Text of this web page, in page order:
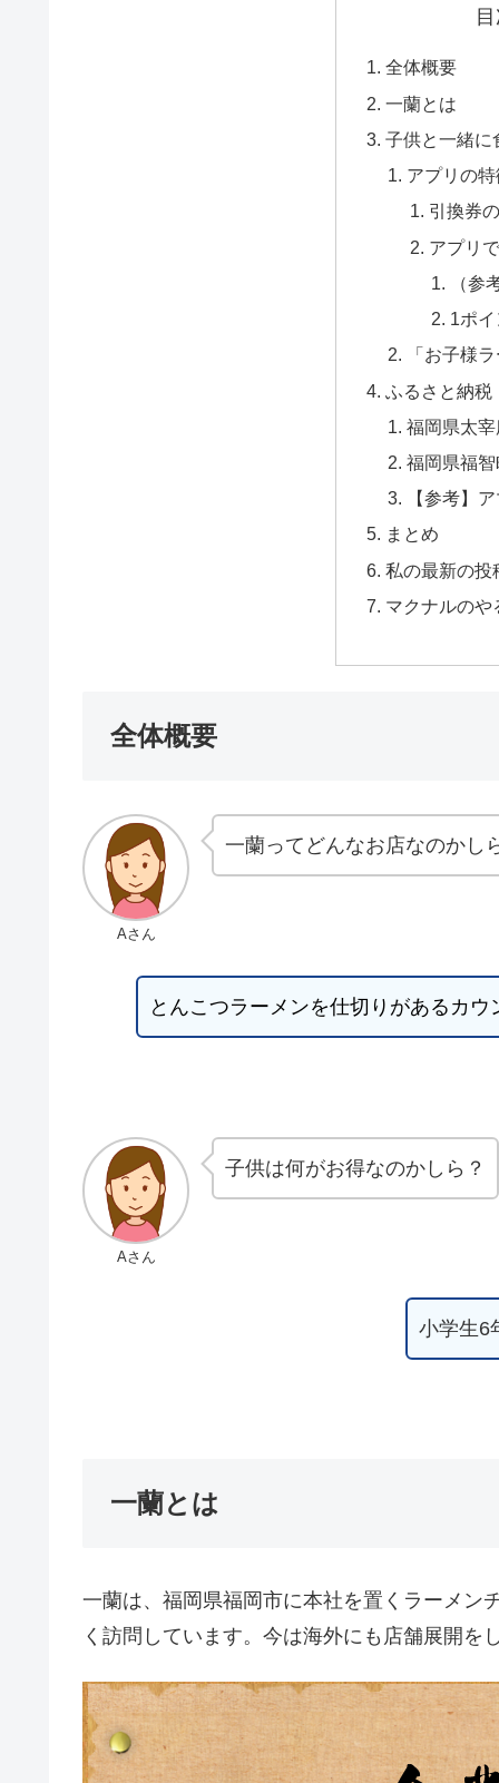
全体概要
一蘭とは
子供と一緒に
アプリの
引換券
アプリ
（参
1ポ
「お子様
ふるさと納税
福岡県太
福岡県福
【参考】
まとめ
私の最新の投
マクナルのや
全体概要
Aさん
一蘭ってどんなお店なのかし
とんこつラーメンを仕切りがあるカ
Aさん
子供は何がお得なのかしら？
小学生6
一蘭とは
一蘭は、福岡県福岡市に本社を置くラーメン
く訪問しています。今は海外にも店舗展開を